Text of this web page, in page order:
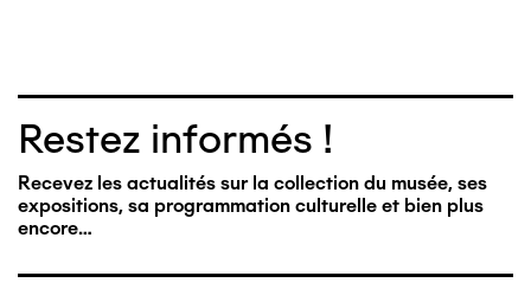
Restez informés !
Recevez les actualités sur la collection du musée, ses
expositions, sa programmation culturelle et bien plus
encore…